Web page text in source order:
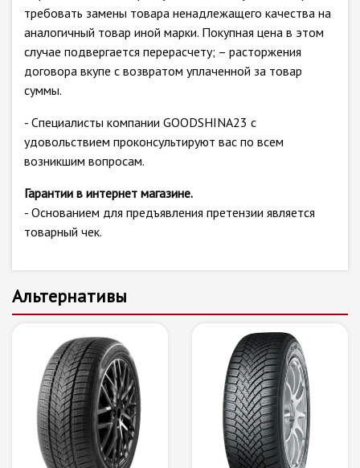
требовать замены товара ненадлежащего качества на
аналогичный товар иной марки. Покупная цена в этом
случае подвергается перерасчету; – расторжения
договора вкупе с возвратом уплаченной за товар
суммы.
- Специалисты компании GOODSHINA23 с
удовольствием проконсультируют вас по всем
возникшим вопросам.
Гарантии в интернет магазине.
- Основанием для предъявления претензии является
товарный чек.
Альтернативы